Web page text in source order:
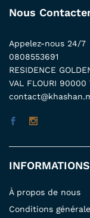
Nous
Appelez-nous 24/7
0808553691
RESIDENCE
VAL FLOURI 90000
INFORMATIONS
À propos de nous
Conditions